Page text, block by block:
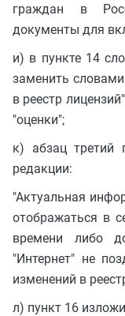
граждан в
документы для
и) в пункте 14
заменить
в реестр
"оценки";
к) абзац третий
редакции:
"Актуальная
отображаться в
времени либо
"Интернет" не
изменений в
л) пункт 16